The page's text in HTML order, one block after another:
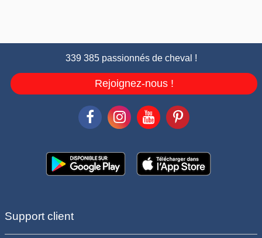
339 385 passionnés de cheval !
Rejoignez-nous !
Support client